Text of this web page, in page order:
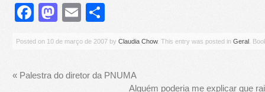
Facebook
Mastodon
Email
Posted on 10 de março de 2007 by Claudia Chow. This entry was posted in Geral .
« Palestra do diretor da PNUMA
Alguém poderia me explicar que